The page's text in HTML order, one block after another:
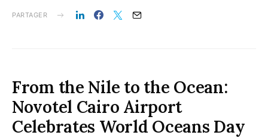
PARTAGER
From the Nile to the Ocean:
Novotel Cairo Airport
Celebrates World Oceans Day